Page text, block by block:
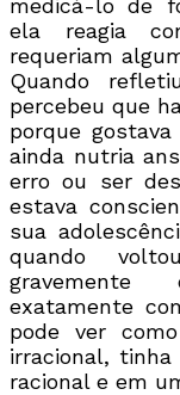
medicá-lo de
ela reagia
requeriam
Quando
percebeu que
porque
ainda nutria
erro ou ser
estava
sua
quando
gravemente
exatamente
pode ver
irracional,
racional e em